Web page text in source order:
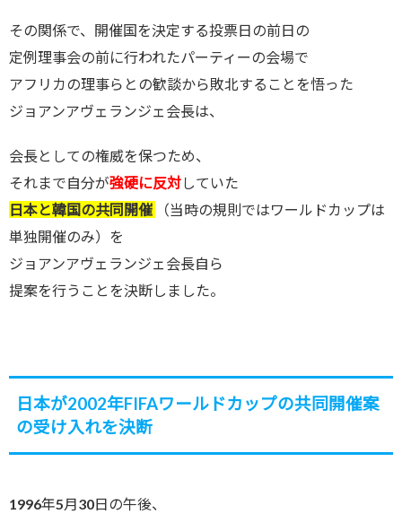
その関係で、開催国を決定する投票日の前日の
定例理事会の前に行われたパーティーの会場で
アフリカの理事らとの歓談から敗北することを悟った
ジョアンアヴェランジェ会長は、
会長としての権威を保つため、
それまで自分が強硬に反対していた
日本と韓国の共同開催
（当時の規則ではワールドカップは
単独開催のみ）を
ジョアンアヴェランジェ会長自ら
提案を行うことを決断しました。
日本が2002年FIFAワールドカップの共同開催案
の受け入れを決断
1996年5月30日の午後、